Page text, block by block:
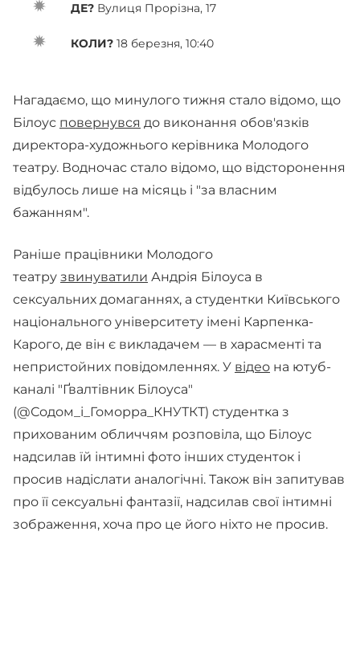
ДЕ? Вулиця Прорізна, 17
КОЛИ? 18 березня, 10:40
Нагадаємо, що минулого тижня стало відомо, що
Білоус повернувся до виконання обов'язків
директора-художнього керівника Молодого
театру. Водночас стало відомо, що відсторонення
відбулось лише на місяць і "за власним
бажанням".
Раніше працівники Молодого
театру звинуватили Андрія Білоуса в
сексуальних домаганнях, а студентки Київського
національного університету імені Карпенка-
Карого, де він є викладачем — в харасменті та
непристойних повідомленнях. У відео на ютуб-
каналі "Ґвалтівник Білоуса"
(@Содом_і_Гоморра_КНУТКТ) студентка з
прихованим обличчям розповіла, що Білоус
надсилав їй інтимні фото інших студенток і
просив надіслати аналогічні. Також він запитував
про її сексуальні фантазії, надсилав свої інтимні
зображення, хоча про це його ніхто не просив.